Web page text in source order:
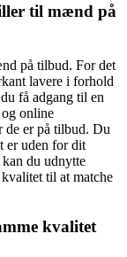
til mænd på
på tilbud. For det
lavere i forhold
få adgang til en
online
de er på tilbud. Du
er uden for dit
du udnytte
til at matche
kvalitet